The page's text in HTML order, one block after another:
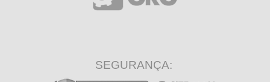
SEGURANÇA: